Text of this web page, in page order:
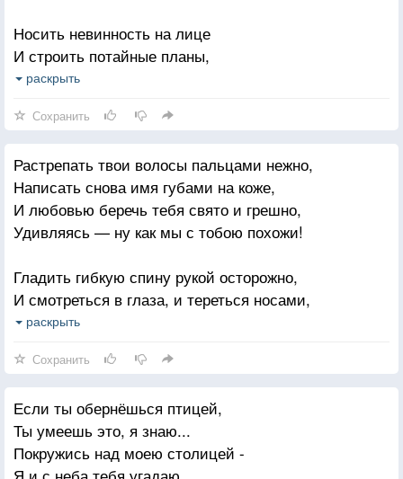
Носить невинность на лице
И строить потайные планы,
И предвкушать, как он в конце
Ненужным, брошенным, пустым,
Облитым всей житейской грязью.
Он так хотел быть холостым,
Не за горой свободы праздник.
И с одиночеством под мышкой
Свобода выбора, покой
И плюс курильщика отдышка
Она воздвигла себя в ранг,
Развеяв мир мечтаний хрупких,
Ему отправив бумеранг
Всех необдуманных поступков.
раскрыть
Сохранить
Растрепать твои волосы пальцами нежно,
Написать снова имя губами на коже,
И любовью беречь тебя свято и грешно,
Удивляясь — ну как мы с тобою похожи!
Гладить гибкую спину рукой осторожно,
И смотреться в глаза, и тереться носами,
Отдаваться и брать твоё тело безбожно,
И дышать этой нотой, и слиться дыханьем,
Потерявшись навек между цветом и звуком,
Возведя понимание над обладанием,
И прошить это намертво сдвоенным стуком.
раскрыть
Сохранить
Если ты обернёшься птицей,
Ты умеешь это, я знаю...
Покружись над моею столицей -